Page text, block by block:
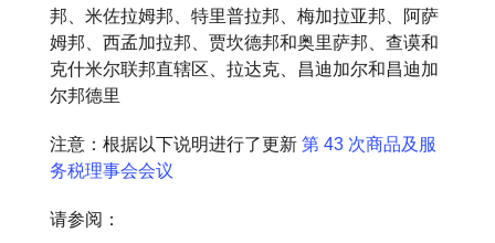
邦、米佐拉姆邦、特里普拉邦、梅加拉亚邦、阿萨
姆邦、西孟加拉邦、贾坎德邦和奥里萨邦、查谟和
克什米尔联邦直辖区、拉达克、昌迪加尔和昌迪加
尔邦德里
注意：根据以下说明进行了更新 第 43 次商品及服
务税理事会会议
请参阅：